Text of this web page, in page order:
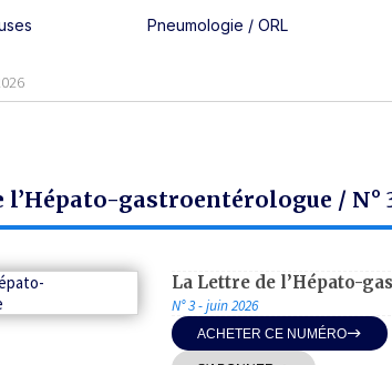
Pneumologie / ORL
l’Hépato-gastroentérologue / N°
La Lettre de l’Hépato-
N° 3 - juin 2026
ACHETER CE NUMÉRO